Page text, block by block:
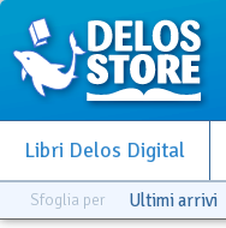
Libri Delos Digital
Sfoglia per Ultimi arrivi